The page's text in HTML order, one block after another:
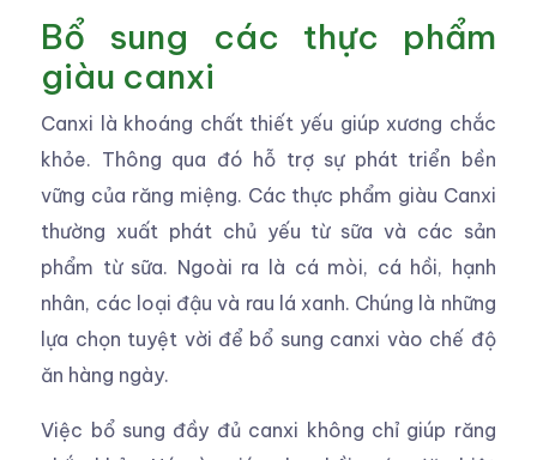
Bổ sung các thực phẩm
giàu canxi
Canxi là khoáng chất thiết yếu giúp xương chắc
khỏe. Thông qua đó hỗ trợ sự phát triển bền
vững của răng miệng. Các thực phẩm giàu Canxi
thường xuất phát chủ yếu từ sữa và các sản
phẩm từ sữa. Ngoài ra là cá mòi, cá hồi, hạnh
nhân, các loại đậu và rau lá xanh. Chúng là những
lựa chọn tuyệt vời để bổ sung canxi vào chế độ
ăn hàng ngày.
Việc bổ sung đầy đủ canxi không chỉ giúp răng